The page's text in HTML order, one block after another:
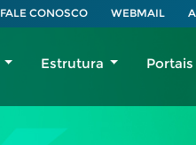
Estrutura Portais
FALE CONOSCO WEBMAIL